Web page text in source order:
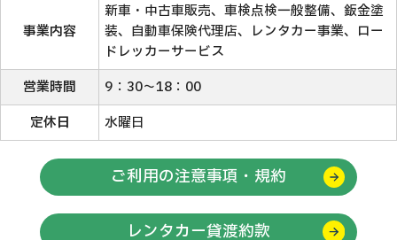
事業内容
新車・中古車販売、車検点検一般整備、鈑金塗
装、自動車保険代理店、レンタカー事業、ロー
ドレッカーサービス
営業時間
9：30～18：00
定休日
水曜日
ご利用の注意事項・規約
レンタカー貸渡約款